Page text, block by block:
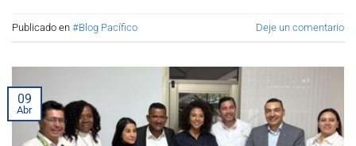
Publicado en #Blog Pacífico Deje un comentario
09
Abr